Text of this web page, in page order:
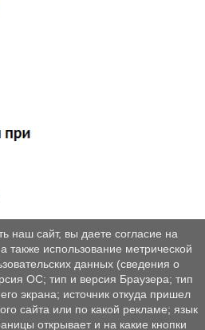
наш сайт, вы даете согласие на
также использование метрической
данных (сведения о
ОС; тип и версия Браузера; тип
экрана; источник откуда пришел
сайта или по какой рекламе; язык
открывает и на какие кнопки